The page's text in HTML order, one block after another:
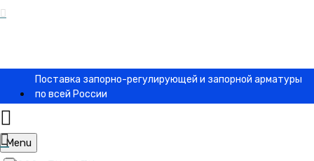
Поставка запорно-регулирующей и запорной арматуры
по всей России
Menu